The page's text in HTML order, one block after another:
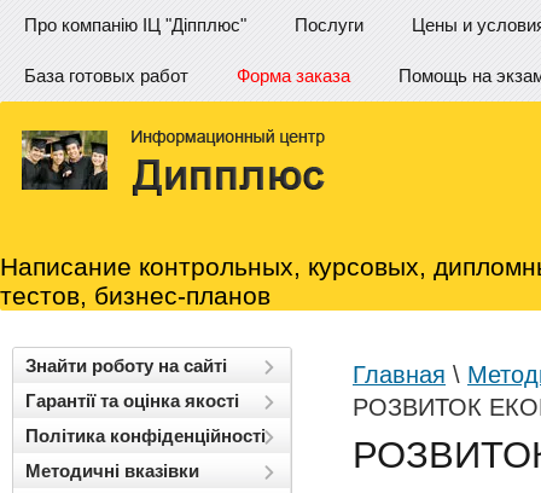
Про компанію ІЦ "Діпплюс" Послуги Цены и
База готовых работ Форма заказа Помощь на
Написание контрольных, курсовых,
тестов, бизнес-планов
Знайти роботу на сайті
Гарантії та оцінка якості
Політика конфіденційності
Методичні вказівки
Главная \
РОЗВИТОК